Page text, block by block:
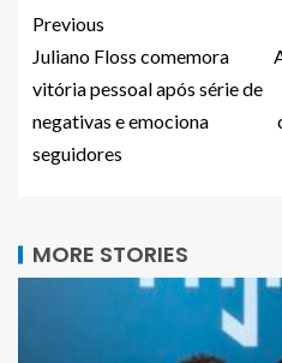
Previous
Juliano Floss comemora
vitória pessoal após série de
negativas e emociona
seguidores
MORE STORIES